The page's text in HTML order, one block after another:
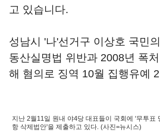
고 있습니다.
성남시 '나'선거구 이상호 국민
동산실명법 위반과 2008년 폭
해 혐의로 징역 10월 집행유예
지난 2월11일 원내 야4당 대표들이 국회에 '무투표
항 삭제법안'을 제출하고 있다. (사진=뉴시스)